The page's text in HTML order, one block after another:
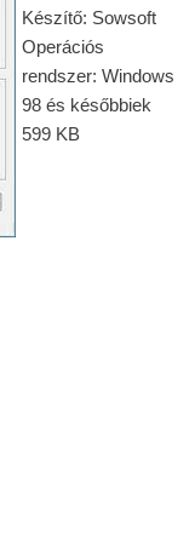
Készítő: Sowsoft
Operációs
rendszer: Windows
98 és későbbiek
599 KB